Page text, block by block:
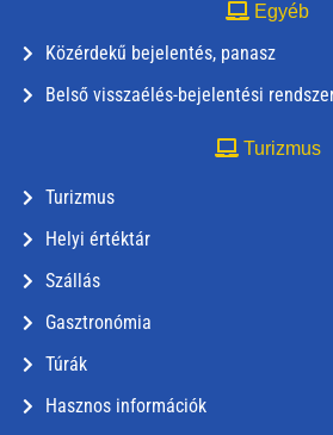
Egyéb
Közérdekű bejelentés, panasz
Belső visszaélés-bejelentési
Turizmus
Turizmus
Helyi értéktár
Szállás
Gasztronómia
Túrák
Hasznos információk